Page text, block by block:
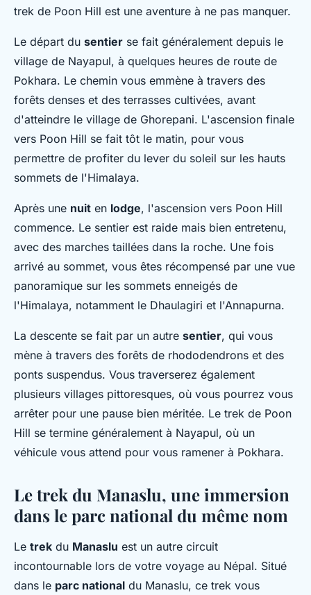
trek de Poon Hill est une aventure à ne pas manquer.
Le départ du sentier se fait généralement depuis le
village de Nayapul, à quelques heures de route de
Pokhara. Le chemin vous emmène à travers des
forêts denses et des terrasses cultivées, avant
d'atteindre le village de Ghorepani. L'ascension finale
vers Poon Hill se fait tôt le matin, pour vous
permettre de profiter du lever du soleil sur les hauts
sommets de l'Himalaya.
Après une nuit en lodge, l'ascension vers Poon Hill
commence. Le sentier est raide mais bien entretenu,
avec des marches taillées dans la roche. Une fois
arrivé au sommet, vous êtes récompensé par une vue
panoramique sur les sommets enneigés de
l'Himalaya, notamment le Dhaulagiri et l'Annapurna.
La descente se fait par un autre sentier, qui vous
mène à travers des forêts de rhododendrons et des
ponts suspendus. Vous traverserez également
plusieurs villages pittoresques, où vous pourrez vous
arrêter pour une pause bien méritée. Le trek de Poon
Hill se termine généralement à Nayapul, où un
véhicule vous attend pour vous ramener à Pokhara.
Le trek du Manaslu, une immersion
dans le parc national du même nom
Le trek du Manaslu est un autre circuit
incontournable lors de votre voyage au Népal. Situé
dans le parc national du Manaslu, ce trek vous